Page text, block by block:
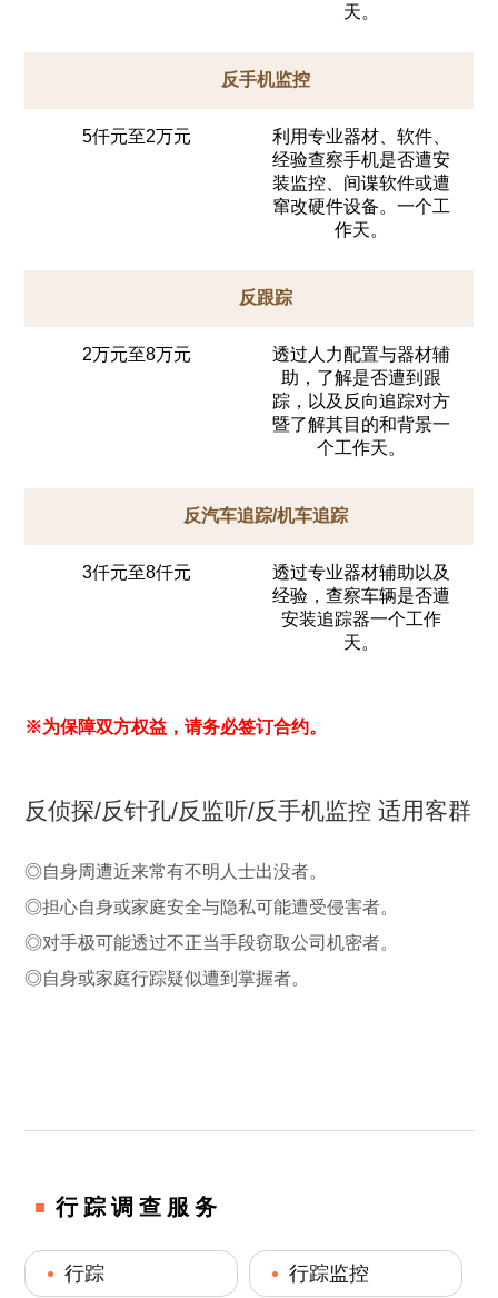
天。
反手机监控
5仟元至2万元
利用专业器材、软件、
经验查察手机是否遭安
装监控、间谍软件或遭
窜改硬件设备。一个工
作天。
反跟踪
2万元至8万元
透过人力配置与器材辅
助，了解是否遭到跟
踪，以及反向追踪对方
暨了解其目的和背景一
个工作天。
反汽车追踪/机车追踪
3仟元至8仟元
透过专业器材辅助以及
经验，查察车辆是否遭
安装追踪器一个工作
天。
※为保障双方权益，请务必签订合约。
反侦探/反针孔/反监听/反手机监控 适用客群
◎自身周遭近来常有不明人士出没者。
◎担心自身或家庭安全与隐私可能遭受侵害者。
◎对手极可能透过不正当手段窃取公司机密者。
◎自身或家庭行踪疑似遭到掌握者。
行踪调查服务
行踪 行踪监控